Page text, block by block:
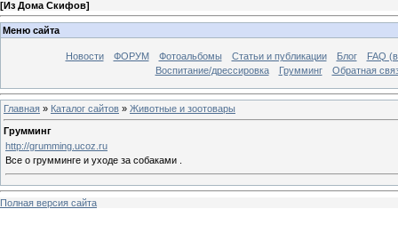
[Из Дома Скифов]
Меню сайта
Новости ФОРУМ Фотоальбомы Статьи и публикации Блог
FAQ
Воспитание/дрессировка
Грумминг Обратная
Главная » Каталог сайтов » Животные и зоотовары
Грумминг
http://grumming.ucoz.ru
Все о грумминге и уходе за собаками .
Полная версия сайта